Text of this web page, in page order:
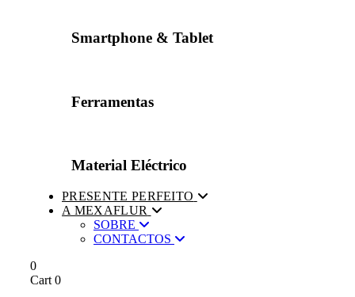
Smartphone & Tablet
Ferramentas
Material Eléctrico
PRESENTE PERFEITO
A MEXAFLUR
SOBRE
CONTACTOS
0
Cart 0